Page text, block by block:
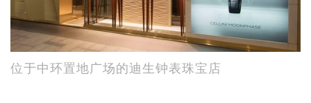
位于中环置地广场的迪生钟表珠宝店